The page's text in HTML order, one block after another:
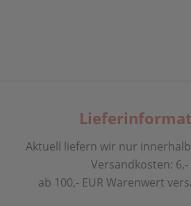
Aktuell liefern wir nur
Versandkosten: 6,-
ab 100,- EUR Warenwert